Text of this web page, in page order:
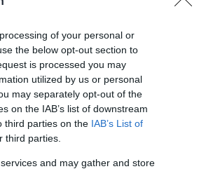
of your personal or
the below opt-out section to
is processed you may
utilized by us or personal
may separately opt-out of the
on the IAB’s list of downstream
third parties on the IAB’s List of
third parties.
and may gather and store
στη Μέση Ανατολή,